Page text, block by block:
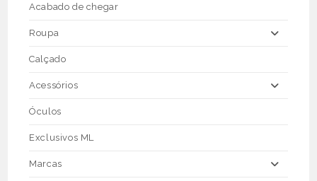
Acabado de chegar
Roupa
Calçado
Acessórios
Óculos
Exclusivos ML
Marcas